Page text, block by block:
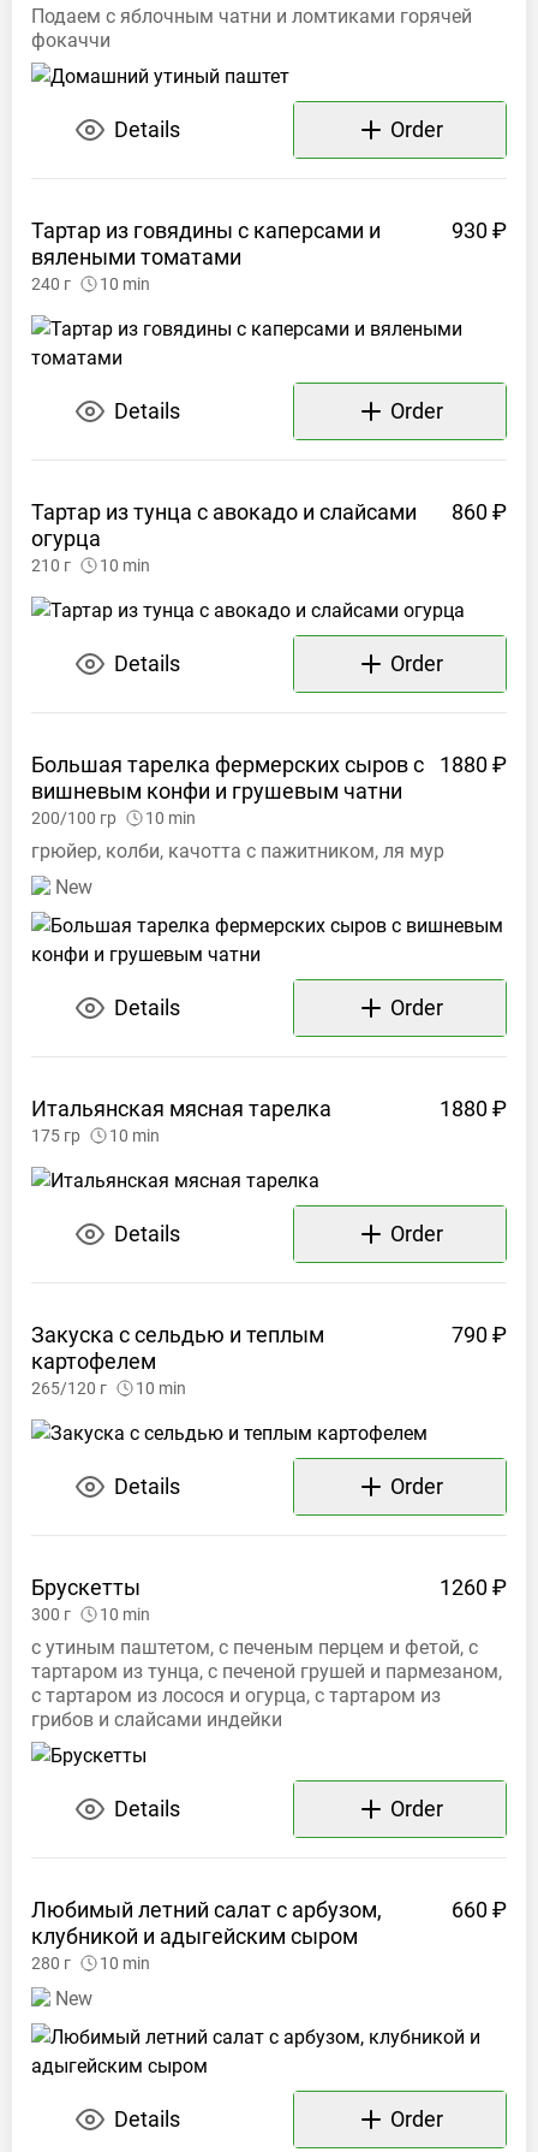
Подаем с яблочным чатни и ломтиками горячей
фокаччи
Details Order
Тартар из говядины с каперсами и
вялеными томатами
930 ₽
240 г 10 min
Details Order
Тартар из тунца с авокадо и слайсами
огурца
860 ₽
210 г 10 min
Details Order
Большая тарелка фермерских сыров с
вишневым конфи и грушевым чатни
1880 ₽
200/100 гр 10 min
грюйер, колби, качотта с пажитником, ля мур
New
Details Order
Итальянская мясная тарелка 1880 ₽
175 гр 10 min
Details Order
Закуска с сельдью и теплым
картофелем
790 ₽
265/120 г 10 min
Details Order
Брускетты 1260 ₽
300 г 10 min
с утиным паштетом, с печеным перцем и фетой, с
тартаром из тунца, с печеной грушей и пармезаном,
с тартаром из лосося и огурца, с тартаром из
грибов и слайсами индейки
Details Order
Любимый летний салат с арбузом,
клубникой и адыгейским сыром
660 ₽
280 г 10 min
New
Details Order